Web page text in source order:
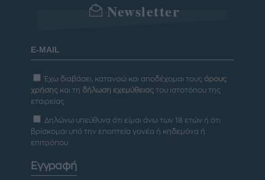
Newsletter
Έχω διαβάσει, κατανοώ και αποδέχομαι τους όρους
χρήσης και τη δήλωση εχεμύθειας του ιστοτόπου της
εταιρείας
Δηλώνω υπεύθυνα ότι είμαι άνω των 18 ετών ή ότι
βρίσκομαι υπό την εποπτεία γονέα ή κηδεμόνα ή
επιτρόπου
Εγγραφή